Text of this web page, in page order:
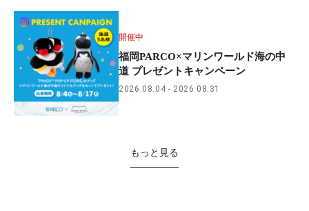
開催中
福岡PARCO×マリンワールド海の中
道 プレゼントキャンペーン
2026.08.04 2026.08.31
もっと見る